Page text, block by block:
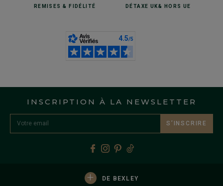
REMISES& FIDÉLITÉ DÉTAXE UK& HORS UE
INSCRIPTION À LA NEWSLETTER
S’INSCRIRE
+ DE BEXLEY